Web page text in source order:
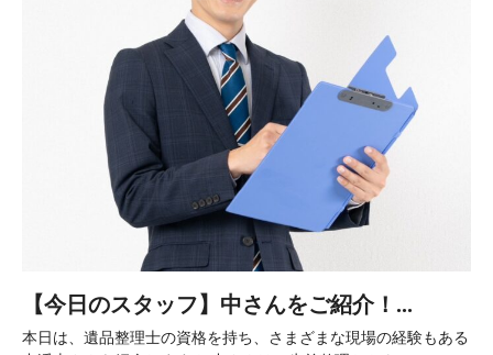
【今日のスタッフ】中さんをご紹介！...
本日は、遺品整理士の資格を持ち、さまざまな現場の経験もある